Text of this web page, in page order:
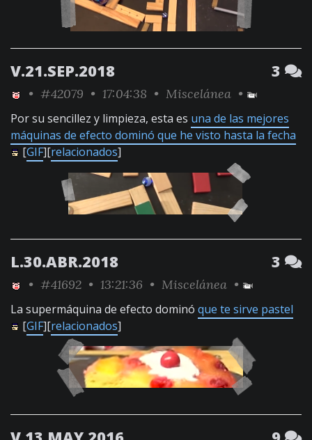
V.21.SEP.2018 3
• #42079 • 17:04:38 • Miscelánea •
Por su sencillez y limpieza, esta es una de las mejores
máquinas de efecto dominó que he visto hasta la fecha
[GIF][relacionados]
L.30.ABR.2018 3
• #41692 • 13:21:36 • Miscelánea •
La supermáquina de efecto dominó que te sirve pastel
[GIF][relacionados]